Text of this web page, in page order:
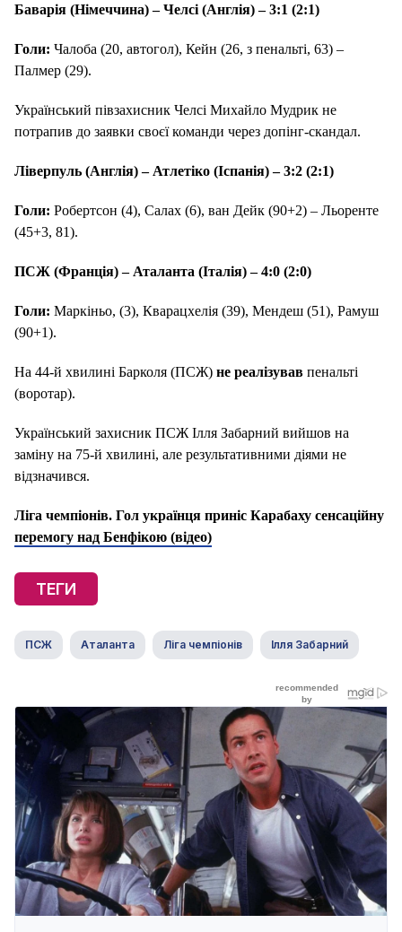
Баварія (Німеччина) – Челсі (Англія) – 3:1 (2:1)
Голи: Чалоба (20, автогол), Кейн (26, з пенальті, 63) –
Палмер (29).
Український півзахисник Челсі Михайло Мудрик не
потрапив до заявки своєї команди через допінг-скандал.
Ліверпуль (Англія) – Атлетіко (Іспанія) – 3:2 (2:1)
Голи: Робертсон (4), Салах (6), ван Дейк (90+2) – Льоренте
(45+3, 81).
ПСЖ (Франція) – Аталанта (Італія) – 4:0 (2:0)
Голи: Маркіньо, (3), Кварацхелія (39), Мендеш (51), Рамуш
(90+1).
На 44-й хвилині Барколя (ПСЖ) не реалізував пенальті
(воротар).
Український захисник ПСЖ Ілля Забарний вийшов на
заміну на 75-й хвилині, але результативними діями не
відзначився.
Ліга чемпіонів. Гол українця приніс Карабаху сенсаційну
перемогу над Бенфікою (відео)
ТЕГИ
ПСЖ Аталанта Ліга чемпіонів Ілля Забарний